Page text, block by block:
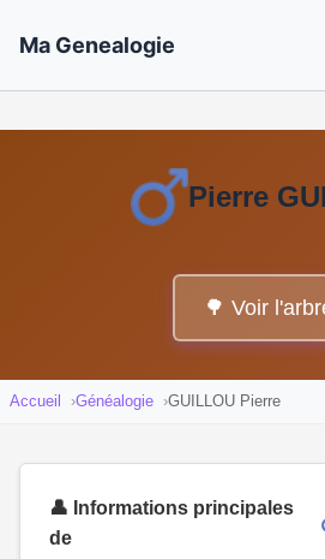
Ma Genealogie
Pierre
🌳 Voir
Accueil Généalogie GUILLOU Pierre
👤 Informations principales
de